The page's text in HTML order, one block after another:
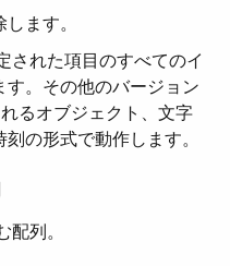
ます。
された項目のすべてのイ
。その他のバージョン
るオブジェクト、文字
の形式で動作します。
列。